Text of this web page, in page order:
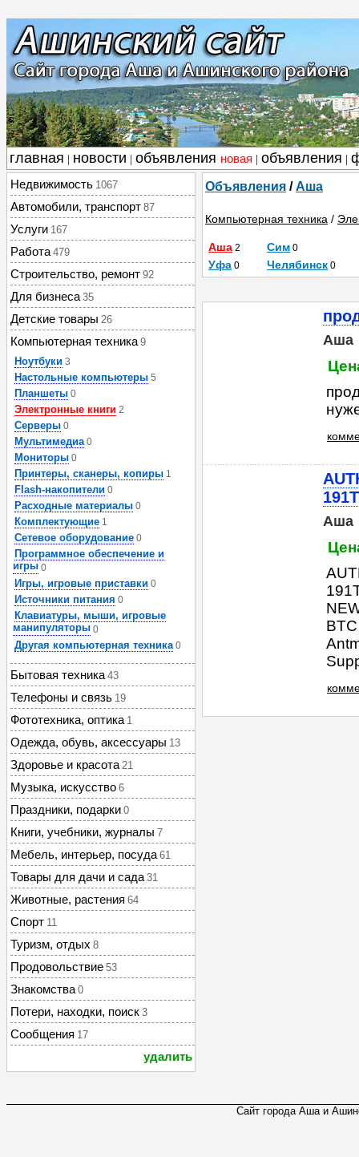
главная новости объявления новая объявления
Недвижимость 1067
Автомобили, транспорт 87
Услуги 167
Работа 479
Строительство, ремонт 92
Для бизнеса 35
Детские товары 26
Компьютерная техника 9
Ноутбуки 3
Настольные компьютеры 5
Планшеты 0
Электронные книги 2
Серверы 0
Мультимедиа 0
Мониторы 0
Принтеры, сканеры, копиры 1
Flash-накопители 0
Расходные материалы 0
Комплектующие 1
Сетевое оборудование 0
Программное обеспечение и
игры 0
Игры, игровые приставки 0
Источники питания 0
Клавиатуры, мыши, игровые
манипуляторы 0
Другая компьютерная техника 0
Бытовая техника 43
Телефоны и связь 19
Фототехника, оптика 1
Одежда, обувь, аксессуары 13
Здоровье и красота 21
Музыка, искусство 6
Праздники, подарки 0
Книги, учебники, журналы 7
Мебель, интерьер, посуда 61
Товары для дачи и сада 31
Животные, растения 64
Спорт 11
Туризм, отдых 8
Продовольствие 53
Знакомства 0
Потери, находки, поиск 3
Сообщения 17
удалить
Объявления /Аша
Компьютерная техника /
Аша 2 Сим 0
Уфа 0 Челябинск 0
Аша
Аша
Сайт города Аша и